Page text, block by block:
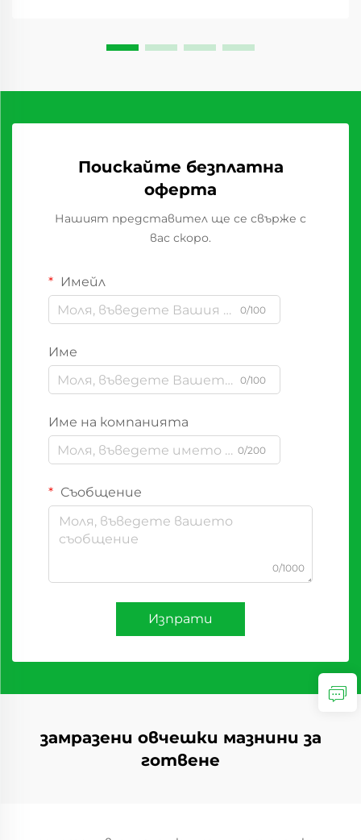
Поискайте безплатна
оферта
Нашият представител ще се свърже с
вас скоро.
Имейл
0/100
Име
0/100
Име на компанията
0/200
Съобщение
0/1000
Изпрати
замразени овчешки мазнини за
готвене